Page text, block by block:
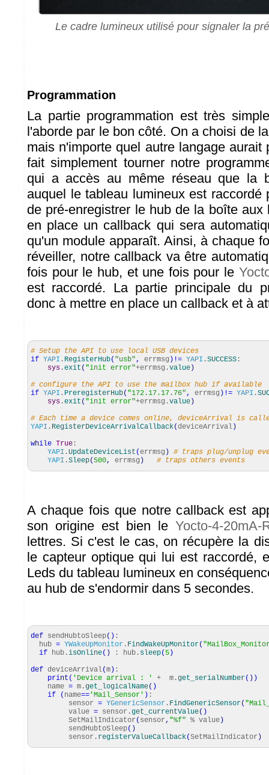
Le cadre lumineux utilisé pour signaler la
Programmation
La partie programmation est très
l'aborde par le bon côté. On a choisi de
mais n'importe quel autre langage aurait
fait simplement tourner notre
qui a accès au même réseau que la
auquel le tableau lumineux est raccordé
de pré-enregistrer le hub de la boîte aux
en place un callback qui sera
qu'un module apparaît. Ainsi, à chaque
réveiller, notre callback va être
fois pour le hub, et une fois pour le
est raccordé. La partie principale du
donc à mettre en place un callback et à
# Setup the API to use local USB devices
if YAPI . RegisterHub( "usb", errmsg ) != YAPI .SUCCESS :
sys .exit ( "init error"+errmsg.value )
# configure the API to use the mailbox hub if available
if YAPI . PreregisterHub( "172.17.17.76", errmsg ) != YAPI .
sys .exit ( "init error"+errmsg.value )
# Each time a device comes online, deviceArrival is
YAPI . RegisterDeviceArrivalCallback(deviceArrival )
while True :
YAPI .UpdateDeviceList (errmsg ) # traps plug/unplug
YAPI .Sleep( 500, errmsg ) # traps others events
A chaque fois que notre callback est
son origine est bien le Yocto-4-20mA-
lettres. Si c'est le cas, on récupère la
le capteur optique qui lui est raccordé,
Leds du tableau lumineux en
au hub de s'endormir dans 5 secondes.
def sendHubtoSleep( ) :
hub = YWakeUpMonitor . FindWakeUpMonitor(
if hub.isOnline( ) : hub. sleep( 5 )
def deviceArrival(m ) :
print ( 'Device arrival : ' + m.get_serialNumber( ) )
name = m.get_logicalName( )
if
( name== 'Mail_Sensor' ) :
sensor = YGenericSensor . FindGenericSensor(
value = sensor.get_currentValue( )
SetMailIndicator ( sensor, "%f" % value )
sendHubtoSleep( )
sensor. registerValueCallback(SetMailIndicator )